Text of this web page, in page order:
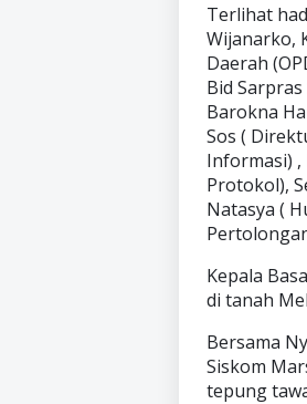
Terlihat
Wijanarko,
Daerah
Bid
Barokna
Sos (
Informasi) ,
Protokol),
Natasya (
Kepala
di tanah
Bersama
Siskom
tepung